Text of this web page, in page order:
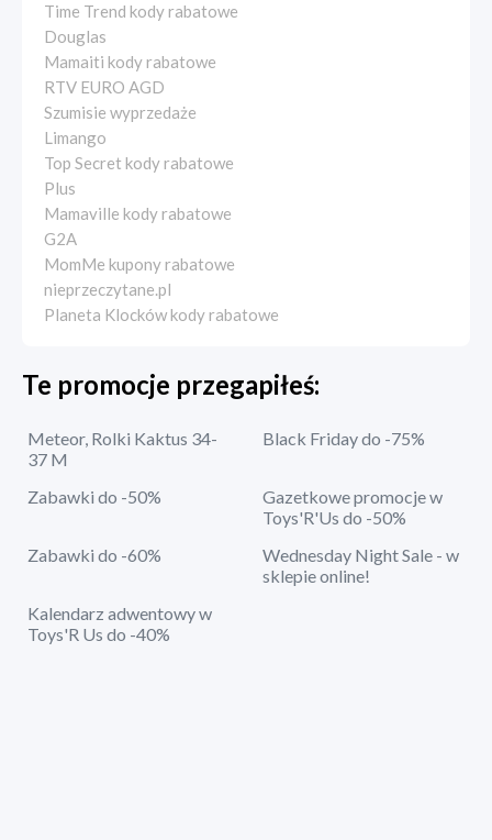
Time Trend kody rabatowe
Douglas
Mamaiti kody rabatowe
RTV EURO AGD
Szumisie wyprzedaże
Limango
Top Secret kody rabatowe
Plus
Mamaville kody rabatowe
G2A
MomMe kupony rabatowe
nieprzeczytane.pl
Planeta Klocków kody rabatowe
Te promocje przegapiłeś:
Meteor, Rolki Kaktus 34-
37 M
Black Friday do -75%
Zabawki do -50%
Gazetkowe promocje w
Toys'R'Us do -50%
Zabawki do -60%
Wednesday Night Sale - w
sklepie online!
Kalendarz adwentowy w
Toys'R Us do -40%